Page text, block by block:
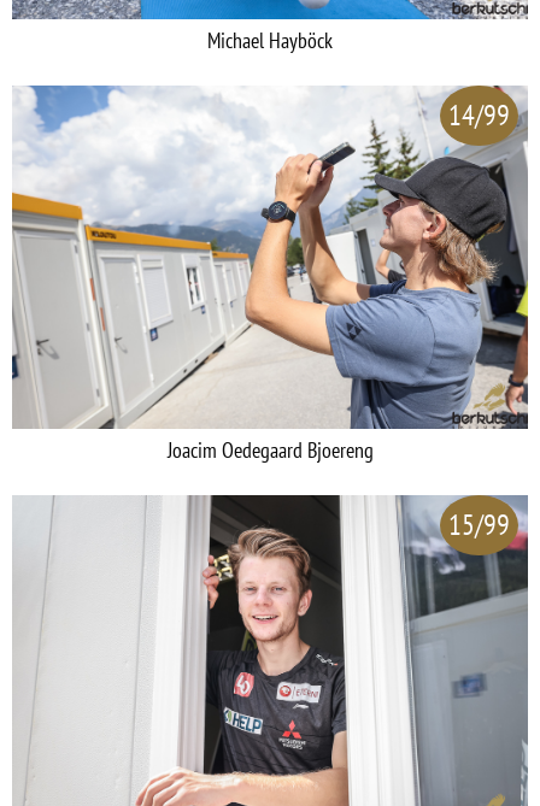
Michael Hayböck
14/99
Joacim Oedegaard Bjoereng
15/99